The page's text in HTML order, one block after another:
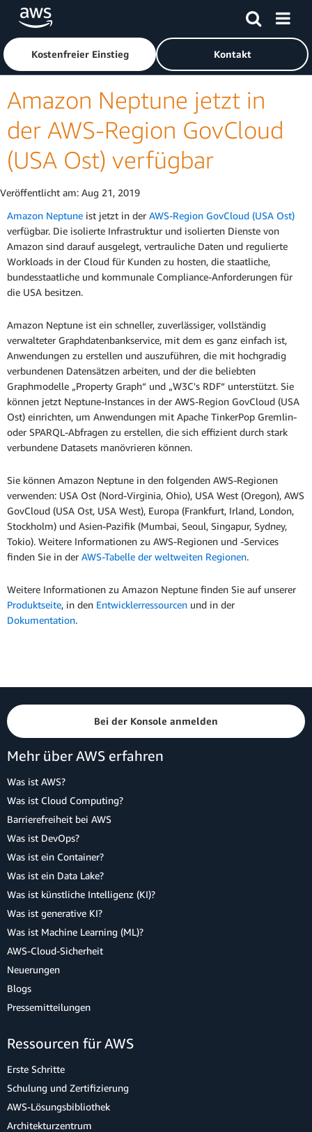
Überspringen zum Hauptinhalt
Klicken Sie hier, um zur Amazon Web Services-Startseite
Kostenfreier Einstieg Kontakt
Amazon Neptune jetzt in
der AWS-Region GovCloud
(USA Ost) verfügbar
Veröffentlicht am: Aug 21, 2019
Amazon Neptune ist jetzt in der AWS-Region GovCloud (USA Ost)
verfügbar. Die isolierte Infrastruktur und isolierten Dienste von
Amazon sind darauf ausgelegt, vertrauliche Daten und regulierte
Workloads in der Cloud für Kunden zu hosten, die staatliche,
bundesstaatliche und kommunale Compliance-Anforderungen für
die USA besitzen.
Amazon Neptune ist ein schneller, zuverlässiger, vollständig
verwalteter Graphdatenbankservice, mit dem es ganz einfach ist,
Anwendungen zu erstellen und auszuführen, die mit hochgradig
verbundenen Datensätzen arbeiten, und der die beliebten
Graphmodelle „Property Graph“ und „W3C's RDF“ unterstützt. Sie
können jetzt Neptune-Instances in der AWS-Region GovCloud (USA
Ost) einrichten, um Anwendungen mit Apache TinkerPop Gremlin-
oder SPARQL-Abfragen zu erstellen, die sich effizient durch stark
verbundene Datasets manövrieren können.
Sie können Amazon Neptune in den folgenden AWS-Regionen
verwenden: USA Ost (Nord-Virginia, Ohio), USA West (Oregon), AWS
GovCloud (USA Ost, USA West), Europa (Frankfurt, Irland, London,
Stockholm) und Asien-Pazifik (Mumbai, Seoul, Singapur, Sydney,
Tokio). Weitere Informationen zu AWS-Regionen und -Services
finden Sie in der AWS-Tabelle der weltweiten Regionen.
Weitere Informationen zu Amazon Neptune finden Sie auf unserer
Produktseite, in den Entwicklerressourcen und in der
Dokumentation.
Bei der Konsole anmelden
Mehr über AWS erfahren
Was ist AWS?
Was ist Cloud Computing?
Barrierefreiheit bei AWS
Was ist DevOps?
Was ist ein Container?
Was ist ein Data Lake?
Was ist künstliche Intelligenz (KI)?
Was ist generative KI?
Was ist Machine Learning (ML)?
AWS-Cloud-Sicherheit
Neuerungen
Blogs
Pressemitteilungen
Ressourcen für AWS
Erste Schritte
Schulung und Zertifizierung
AWS-Lösungsbibliothek
Architekturzentrum